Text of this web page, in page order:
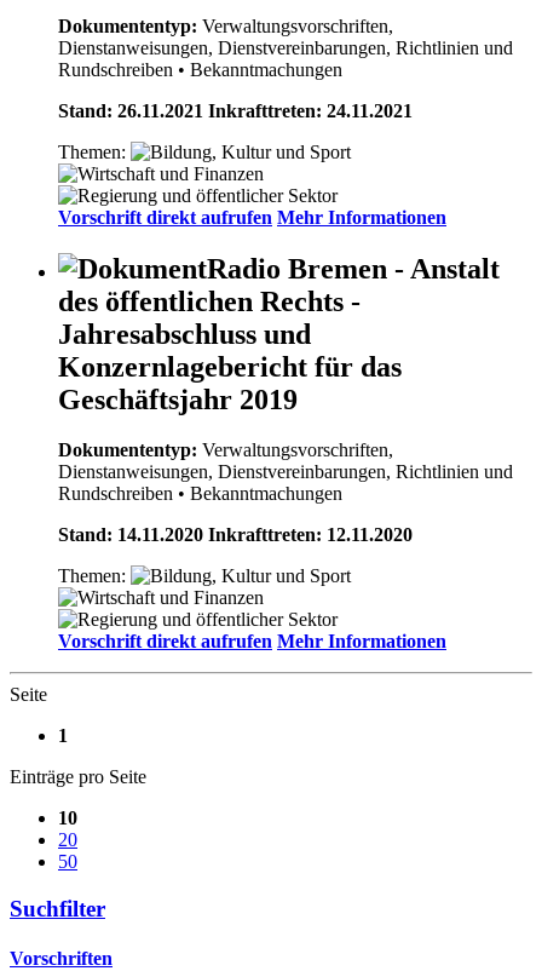
Dokumententyp: Verwaltungsvorschriften,
Dienstanweisungen, Dienstvereinbarungen, Richtlinien und
Rundschreiben • Bekanntmachungen
Stand: 26.11.2021 Inkrafttreten: 24.11.2021
Themen:
Vorschrift direkt aufrufen Mehr Informationen
Radio Bremen - Anstalt
des öffentlichen Rechts -
Jahresabschluss und
Konzernlagebericht für das
Geschäftsjahr 2019
Dokumententyp: Verwaltungsvorschriften,
Dienstanweisungen, Dienstvereinbarungen, Richtlinien und
Rundschreiben • Bekanntmachungen
Stand: 14.11.2020 Inkrafttreten: 12.11.2020
Themen:
Vorschrift direkt aufrufen Mehr Informationen
Seite
1
Einträge pro Seite
10
20
50
Suchfilter
Vorschriften